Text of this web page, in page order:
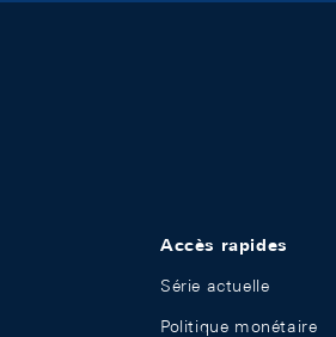
Accès rapides
Série actuelle
Politique monétaire